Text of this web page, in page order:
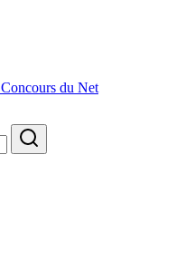
Concours du Net